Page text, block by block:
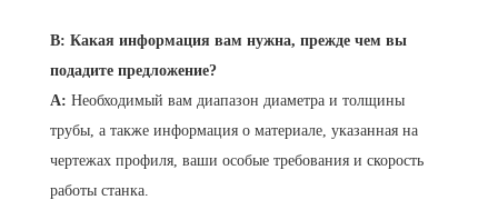
В: Какая информация вам нужна, прежде чем вы
подадите предложение?
A: Необходимый вам диапазон диаметра и толщины
трубы, а также информация о материале, указанная на
чертежах профиля, ваши особые требования и скорость
работы станка.